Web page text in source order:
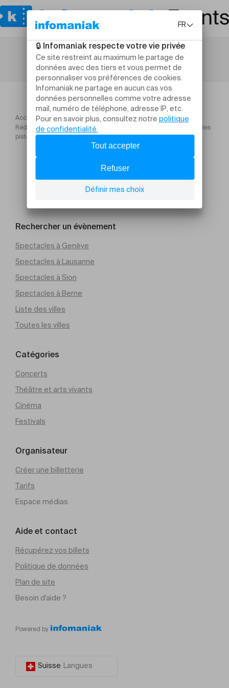
Accueil
Formations
Réduire les impacts environnementaux de l’entreprise : identifier les
pistes, les mettre en œuvre et communiquer
Rechercher un évènement
Spectacles à Genève
Spectacles à Lausanne
Spectacles à Sion
Spectacles à Berne
Liste des villes
Toutes les villes
Catégories
Concerts
Théâtre et arts vivants
Cinéma
Festivals
Organisateur
Créer une billetterie
Tarifs
Espace médias
Aide et contact
Récupérez vos billets
Politique de données
Plan de site
Besoin d'aide ?
Powered by
Suisse Langues